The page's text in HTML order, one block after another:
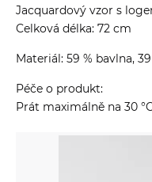
Jacquardový vzor s
Celková délka: 72 cm
Materiál: 59 % bavlna,
Péče o produkt:
Prát maximálně na 30